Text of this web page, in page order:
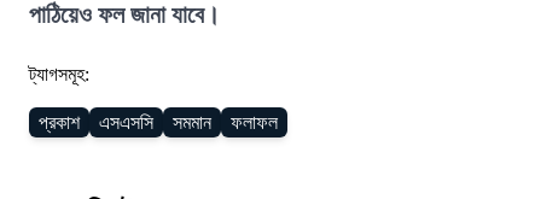
পাঠিয়েও ফল জানা যাবে।
ট্যাগসমূহ:
প্রকাশ এসএসসি সমমান ফলাফল